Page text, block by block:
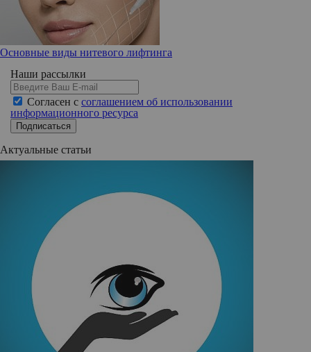
Основные виды нитевого лифтинга
Наши рассылки
Согласен с соглашением об использовании
информационного ресурса
Подписаться
Актуальные статьи